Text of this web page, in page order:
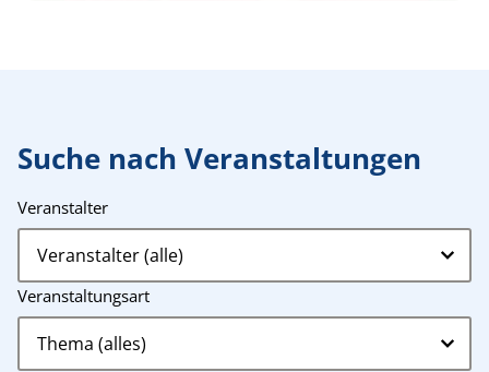
Suche nach Veranstaltungen
Veranstalter
Veranstaltungsart